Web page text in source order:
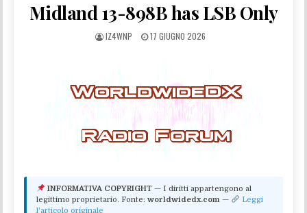
Midland 13-898B has LSB Only
IZ4WNP 17 GIUGNO 2026
INFORMATIVA COPYRIGHT — I diritti appartengono al
legittimo proprietario. Fonte:worldwidedx.com —
Leggi
l'articolo originale